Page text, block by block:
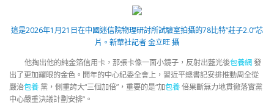
這是2026年1月21日在中國迷信院物理研討所試驗室拍攝的78比特“莊子2.0”芯
片。新華社記者 金立旺 攝
他掏出他的純金箔信用卡，那張卡像一面小鏡子，反射出藍光後包養網發
出了更加耀眼的金色。開年的中心紀委全會上，習近平總書記安排推動周全從
嚴治包養 黨，側重誇大“三個加倍”，重要的是“加包養倍果斷無力地貫徹落實黨
中心嚴重決議計劃安排”。